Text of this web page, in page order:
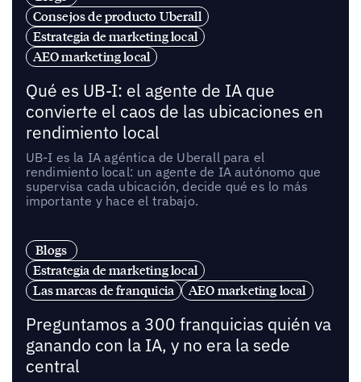
Consejos de producto Uberall
Estrategia de marketing local
AEO marketing local
Qué es UB-I: el agente de IA que
convierte el caos de las ubicaciones en
rendimiento local
UB-I es la IA agéntica de Uberall para el
rendimiento local: un agente de IA autónomo que
supervisa cada ubicación, decide qué es lo más
importante y hace el trabajo.
Blogs
Estrategia de marketing local
Las marcas de franquicia
AEO marketing local
Preguntamos a 300 franquicias quién va
ganando con la IA, y no era la sede
central